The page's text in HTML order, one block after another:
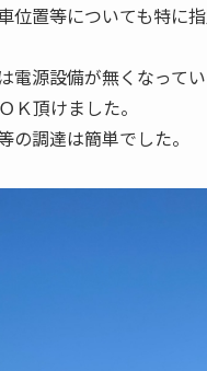
位置等についても特に
源設備が無くなってい
Ｋ頂けました。
調達は簡単でした。